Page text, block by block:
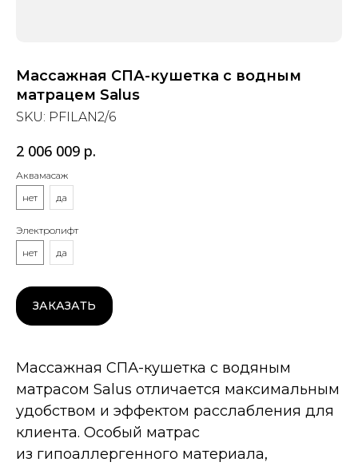
Массажная СПА-кушетка с водным
матрацем Salus
SKU: PFILAN2/6
2 006 009 р.
Аквамасаж
нет
да
Электролифт
нет
да
ЗАКАЗАТЬ
Массажная СПА-кушетка с водяным
матрасом Salus отличается максимальным
удобством и эффектом расслабления для
клиента. Особый матрас
из гипоаллергенного материала,